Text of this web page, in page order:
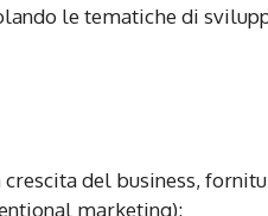
le tematiche di
crescita del business,
marketing);